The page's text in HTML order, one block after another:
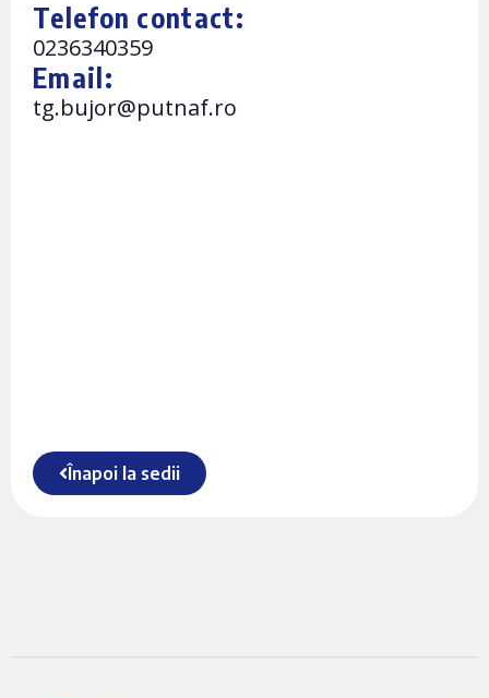
Telefon contact:
0236340359
Email:
tg.bujor@putnaf.ro
Înapoi la sedii